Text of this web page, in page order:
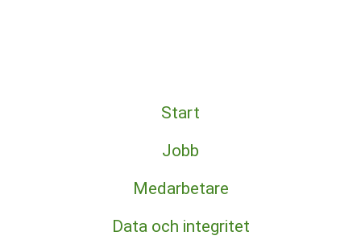
Start
Jobb
Medarbetare
Data och integritet